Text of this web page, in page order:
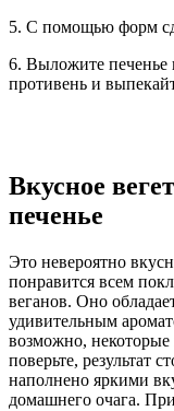
5. С помощью форм
6. Выложите печенье
противень и
Вкусное
печенье
Это невероятно
понравится всем
веганов. Оно
удивительным
возможно, некоторые
поверьте, результат
наполнено яркими
домашнего очага.